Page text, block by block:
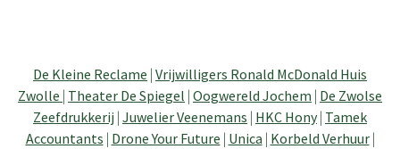
De Kleine Reclame | Vrijwilligers Ronald McDonald Huis
Zwolle | Theater De Spiegel | Oogwereld Jochem | De Zwolse
Zeefdrukkerij | Juwelier Veenemans | HKC Hony| Tamek
Accountants | Drone Your Future | Unica | Korbeld Verhuur|